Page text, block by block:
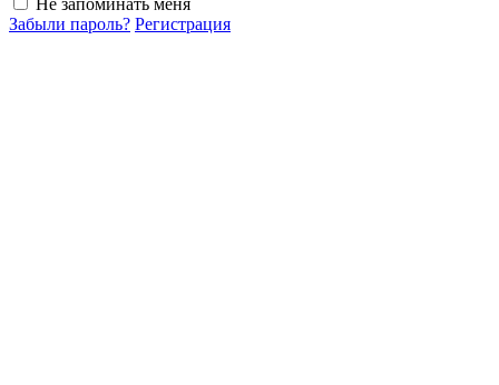
Забыли пароль? Регистрация